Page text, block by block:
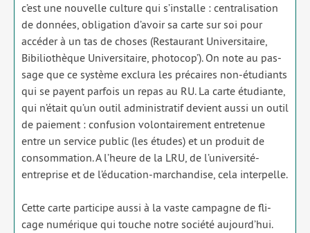
c’est une nou­velle culture qui s’installe : cen­tra­li­sa­tion
de don­nées, obli­ga­tion d’avoir sa carte sur soi pour
accé­der à un tas de choses (Restaurant Universitaire,
Bibiliothèque Universitaire, pho­to­cop’). On note au pas­
sage que ce sys­tème exclu­ra les pré­caires non-étu­diants
qui se payent par­fois un repas au RU. La carte étu­diante,
qui n’était qu’un outil admi­nis­tra­tif devient aus­si un outil
de paie­ment : confu­sion volon­tai­re­ment entre­te­nue
entre un ser­vice public (les études) et un pro­duit de
consom­ma­tion. A l’heure de la LRU, de l’université-
entreprise et de l’éducation-marchandise, cela inter­pelle.
Cette carte par­ti­cipe aus­si à la vaste cam­pagne de fli­
cage numé­rique qui touche notre socié­té aujourd’hui.